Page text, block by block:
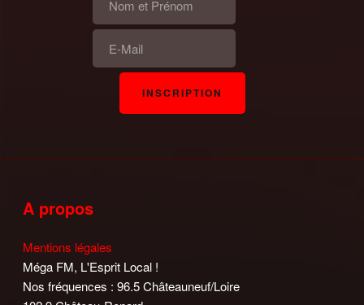
A propos
Mentions légales
Méga FM, L'Esprit Local !
Nos fréquences : 96.5 Châteauneuf/Loire